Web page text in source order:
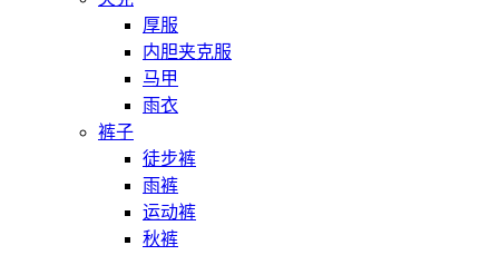
厚服
内胆夹克服
马甲
雨衣
裤子
徒步裤
雨裤
运动裤
秋裤